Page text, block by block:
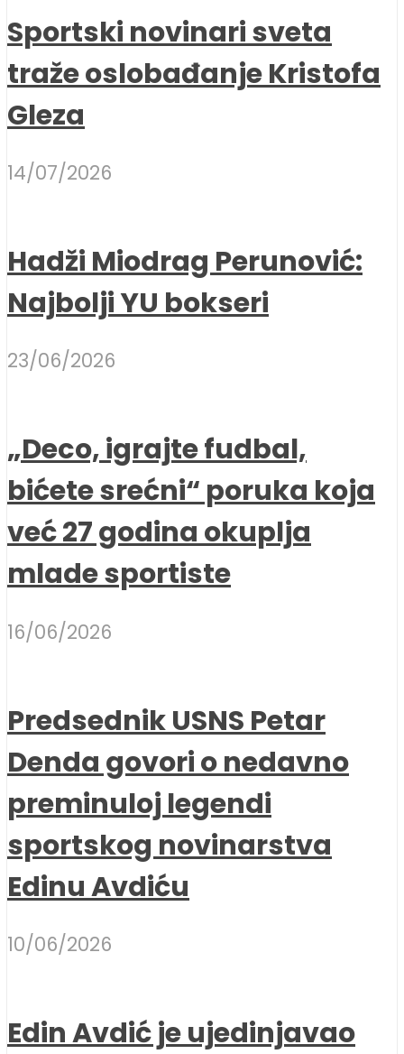
Sportski novinari sveta
traže oslobađanje Kristofa
Gleza
14/07/2026
Hadži Miodrag Perunović:
Najbolji YU bokseri
23/06/2026
„Deco, igrajte fudbal,
bićete srećni“ poruka koja
već 27 godina okuplja
mlade sportiste
16/06/2026
Predsednik USNS Petar
Denda govori o nedavno
preminuloj legendi
sportskog novinarstva
Edinu Avdiću
10/06/2026
Edin Avdić je ujedinjavao